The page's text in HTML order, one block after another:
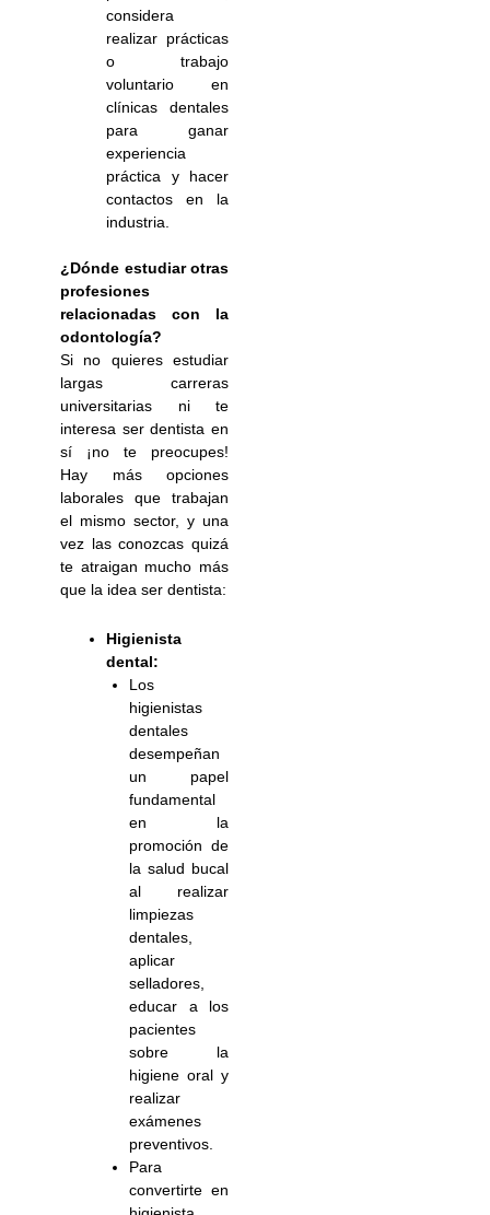
considera
realizar prácticas
o trabajo
voluntario en
clínicas dentales
para ganar
experiencia
práctica y hacer
contactos en la
industria.
¿Dónde estudiar otras
profesiones
relacionadas con la
odontología?
Si no quieres estudiar
largas carreras
universitarias ni te
interesa ser dentista en
sí ¡no te preocupes!
Hay más opciones
laborales que trabajan
el mismo sector, y una
vez las conozcas quizá
te atraigan mucho más
que la idea ser dentista:
Higienista
dental:
Los
higienistas
dentales
desempeñan
un papel
fundamental
en la
promoción de
la salud bucal
al realizar
limpiezas
dentales,
aplicar
selladores,
educar a los
pacientes
sobre la
higiene oral y
realizar
exámenes
preventivos.
Para
convertirte en